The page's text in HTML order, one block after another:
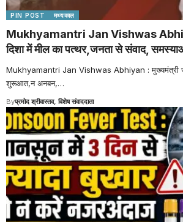
PIN POST मध्यकाल
Mukhyamantri Jan Vishwas
दिशा में मील का पत्थर,जनता से संवाद,
Mukhyamantri Jan Vishwas Abhiyan : मुख्यमंत्री
शुरूआत,न अनबन,…
Byप्रमोद श्रीवास्तव, विशेष संवाददाता